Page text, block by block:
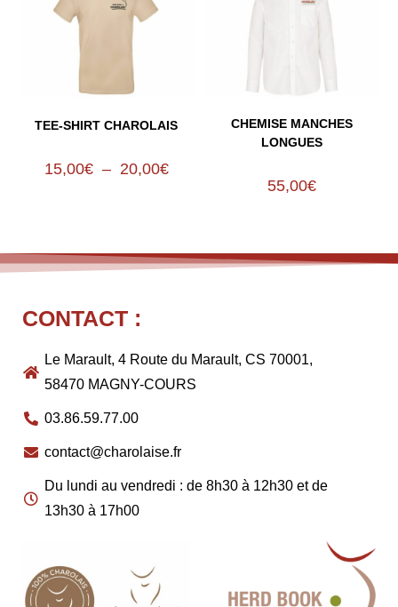
TEE-SHIRT CHAROLAIS
15,00€ – 20,00€
CHEMISE MANCHES
LONGUES
55,00€
CONTACT :
Le Marault, 4 Route du Marault, CS 70001,
58470 MAGNY-COURS
03.86.59.77.00
contact@charolaise.fr
Du lundi au vendredi : de 8h30 à 12h30 et de
13h30 à 17h00